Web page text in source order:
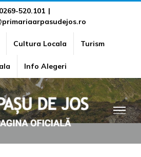
0269-520.101 |
Cultura Locala Turism
Info Alegeri
Consiliului local